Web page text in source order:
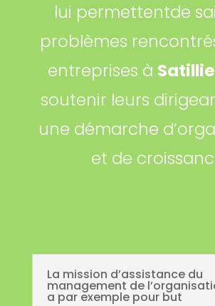
lui permettentde
problèmes
entreprises à
soutenir leurs
une démarche
et de
La mission d’assistance du
management de
a par exemple pour but